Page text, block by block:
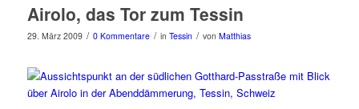
Airolo, das Tor zum Tessin
29. März 2009 / 0 Kommentare / in Tessin / von Matthias